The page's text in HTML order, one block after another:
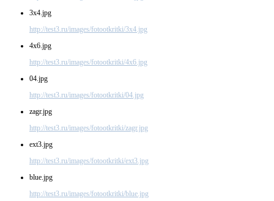
3x4.jpg
http://test3.ru/images/fotootkritki/3x4.jpg
4x6.jpg
http://test3.ru/images/fotootkritki/4x6.jpg
04.jpg
http://test3.ru/images/fotootkritki/04.jpg
zagr.jpg
http://test3.ru/images/fotootkritki/zagr.jpg
ext3.jpg
http://test3.ru/images/fotootkritki/ext3.jpg
blue.jpg
http://test3.ru/images/fotootkritki/blue.jpg